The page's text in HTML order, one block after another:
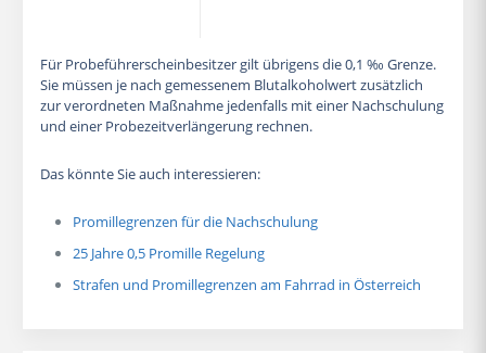
Für Probeführerscheinbesitzer gilt übrigens die 0,1 ‰ Grenze.
Sie müssen je nach gemessenem Blutalkoholwert zusätzlich
zur verordneten Maßnahme jedenfalls mit einer Nachschulung
und einer Probezeitverlängerung rechnen.
Das könnte Sie auch interessieren:
Promillegrenzen für die Nachschulung
25 Jahre 0,5 Promille Regelung
Strafen und Promillegrenzen am Fahrrad in Österreich